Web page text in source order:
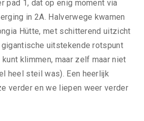
pad 1, dat op enig moment via
in 2A. Halverwege kwamen
Hütte, met schitterend uitzicht
uitstekende rotspunt
klimmen, maar zelf maar niet
heel steil was). Een heerlijk
verder en we liepen weer verder